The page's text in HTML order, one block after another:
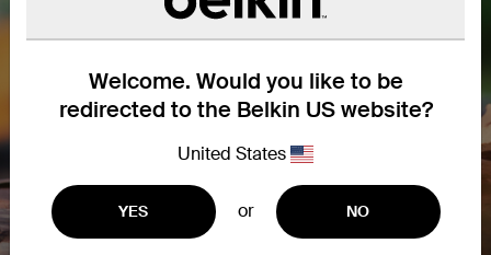
Welcome. Would you like to be
redirected to the Belkin US website?
United States
YES or NO